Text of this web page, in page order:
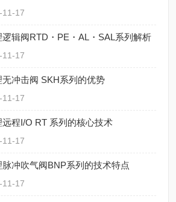
11-17
辑阀RTD・PE・AL・SAL系列解析
11-17
冲击阀 SKH系列的优势
11-17
程I/O RT 系列的核心技术
11-17
冲吹气阀BNP系列的技术特点
11-17